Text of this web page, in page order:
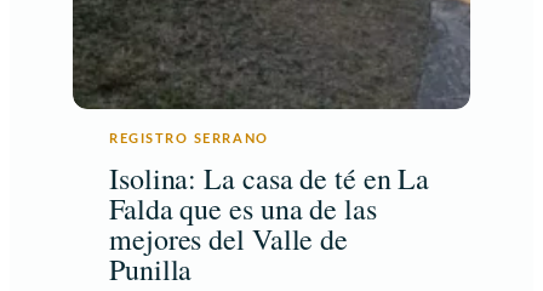
REGISTRO SERRANO
Isolina: La casa de té en La
Falda que es una de las
mejores del Valle de
Punilla